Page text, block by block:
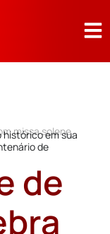
missa solene
histórico em sua
de
de